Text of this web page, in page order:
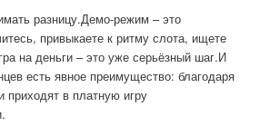
разницу.Демо-режим – это
привыкаете к ритму слота, ищете
на деньги – это уже серьёзный шаг.И
есть явное преимущество: благодаря
приходят в платную игру